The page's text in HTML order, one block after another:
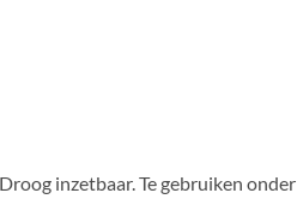
inzetbaar. Te gebruiken onder